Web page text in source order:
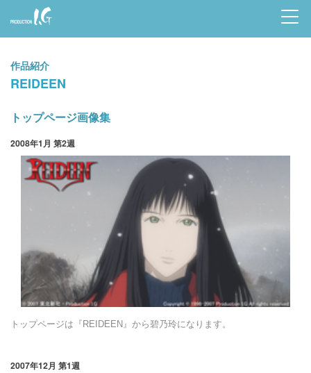
Prod
uctio
n I.G
作品紹介
REIDEEN
トップページ画像集
2008年1月 第2週
トップページは『REIDEEN』から碧乃玲になります。
2007年12月 第1週